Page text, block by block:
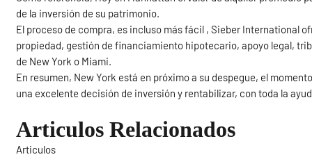
de la inversión de su patrimonio.
El proceso de compra, es incluso más fácil , Sieber International
propiedad, gestión de financiamiento hipotecario, apoyo legal,
de New York o Miami.
En resumen, New York está en próximo a su despegue, el
una excelente decisión de inversión y rentabilizar, con toda la
Articulos Relacionados
Articulos